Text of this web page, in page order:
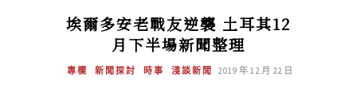
埃爾多安老戰友逆襲 土耳其12
月下半場新聞整理
專欄 新聞探討 時事 淺談新聞 2019 年 12 月 22 日